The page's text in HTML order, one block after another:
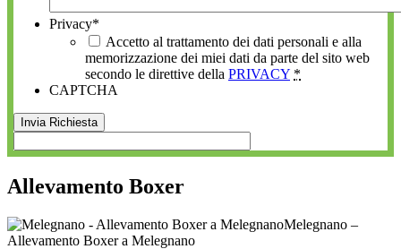
Privacy*
Accetto al trattamento dei dati personali e alla
memorizzazione dei miei dati da parte del sito web
secondo le direttive della PRIVACY *
CAPTCHA
Allevamento Boxer
Melegnano –
Allevamento Boxer a Melegnano